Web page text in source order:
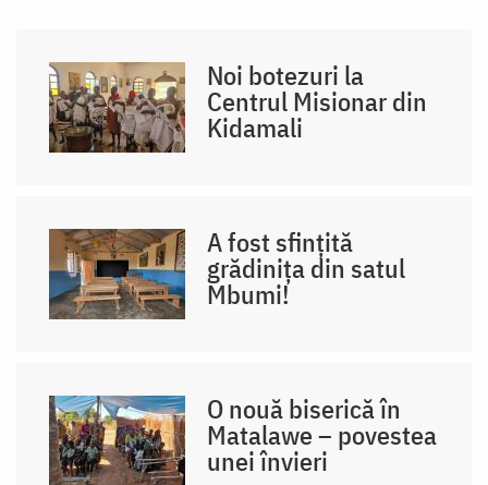
Noi botezuri la
Centrul Misionar din
Kidamali
A fost sfințită
grădinița din satul
Mbumi!
O nouă biserică în
Matalawe – povestea
unei învieri